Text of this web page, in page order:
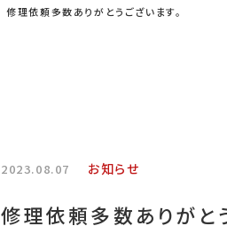
修理依頼多数ありがとうございます。
2023.08.07 お知らせ
修理依頼多数ありがと